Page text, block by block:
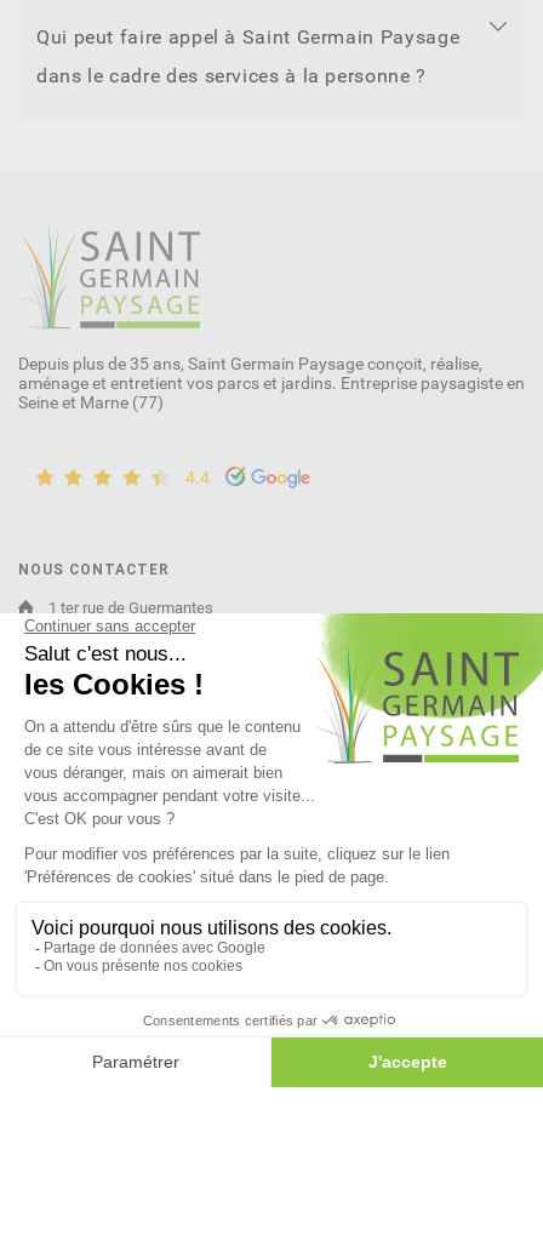
Qui peut faire appel à Saint Germain Paysage
dans le cadre des services à la personne ?
Depuis plus de 35 ans, Saint Germain Paysage conçoit, réalise,
aménage et entretient vos parcs et jardins. Entreprise paysagiste en
Seine et Marne (77)
4.4
NOUS CONTACTER
1 ter rue de Guermantes
77600 Bussy-Saint-Martin
infos@sgpaysage.com
01 60 35 99 84
Standard
8h30-12h30 / 14h00-18h30
Dépôt
7h00-12h30 / 13h30-19h00
PRINCIPAUX SERVICES
Paysagiste Lagny sur Marne
Élagage Lagny sur Marne
01 60 35 99 84